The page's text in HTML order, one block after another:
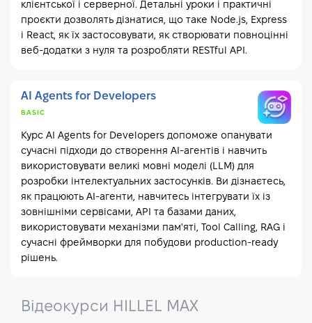
клієнтської і серверної. Детальні уроки і практичні
проєкти дозволять дізнатися, що таке Node.js, Express
і React, як їх застосовувати, як створювати повноцінні
веб-додатки з нуля та розробляти RESTful API.
AI Agents for Developers
BASIC
Курс AI Agents for Developers допоможе опанувати
сучасні підходи до створення AI-агентів і навчить
використовувати великі мовні моделі (LLM) для
розробки інтелектуальних застосунків. Ви дізнаєтесь,
як працюють AI-агенти, навчитесь інтегрувати їх із
зовнішніми сервісами, API та базами даних,
використовувати механізми пам'яті, Tool Calling, RAG і
сучасні фреймворки для побудови production-ready
рішень.
Відеокурси HILLEL MAX